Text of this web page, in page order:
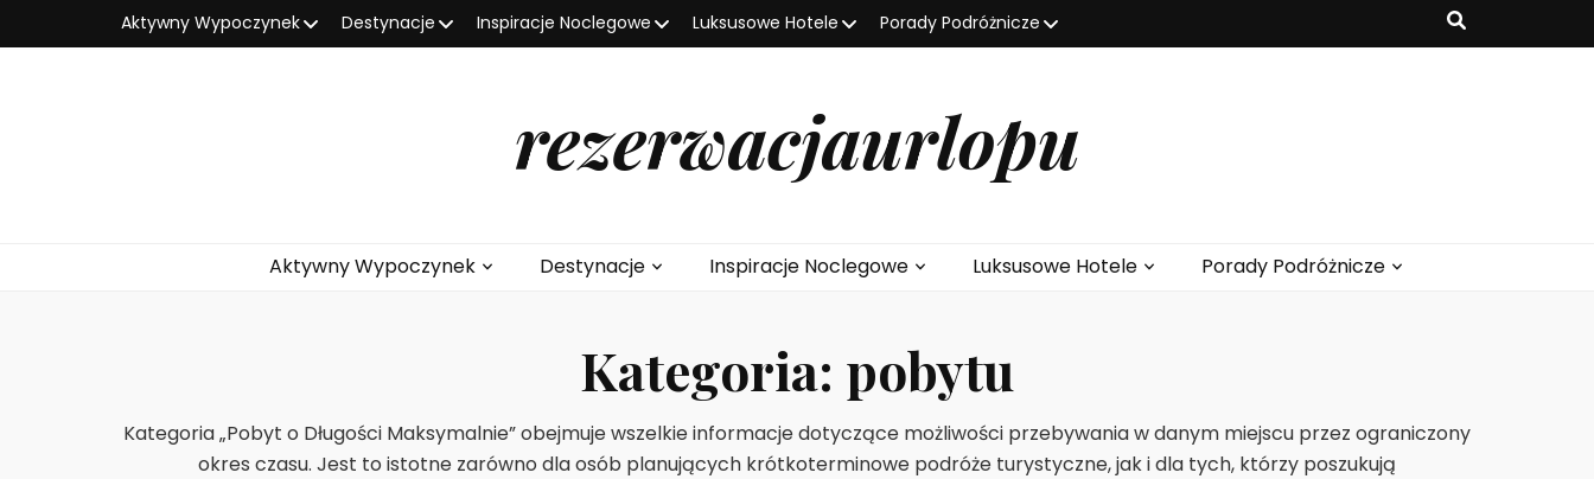
Aktywny Wypoczynek Destynacje Inspiracje Noclegowe Luksusowe Hotele Porady Podróżnicze
rezerwacjaurlopu
Aktywny Wypoczynek Destynacje Inspiracje Noclegowe Luksusowe Hotele Porady Podróżnicze
Kategoria: pobytu
Kategoria „Pobyt o Długości Maksymalnie” obejmuje wszelkie informacje dotyczące możliwości przebywania w danym miejscu przez ograniczony
okres czasu. Jest to istotne zarówno dla osób planujących krótkoterminowe podróże turystyczne, jak i dla tych, którzy poszukują